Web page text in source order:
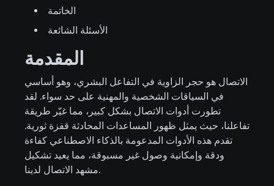
الخاتمة
الأسئلة الشائعة
المقدمة
الاتصال هو حجر الزاوية في التفاعل البشري، وهو أساسي
في السياقات الشخصية والمهنية على حد سواء. لقد
تطورت أدوات الاتصال بشكل كبير، مما غيّر طريقة
تفاعلنا، حيث يمثل ظهور المساعدات المحادثة قفزة ثورية.
تقدم هذه الأدوات المدعومة بالذكاء الاصطناعي كفاءة
ودقة وإمكانية وصول غير مسبوقة، مما يعيد تشكيل